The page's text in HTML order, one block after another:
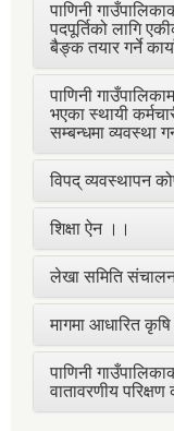
पाणिनी
पदपूर्तिको लागि
बैङ्क तयार गर्ने
पाणिनी
भएका स्थायी
सम्बन्धमा व्यवस्था
विपद् व्यवस्थापन
शिक्षा ऐन ।।
लेखा समिति संचालन
मागमा आधारित
पाणिनी
वातावरणीय